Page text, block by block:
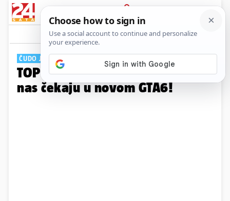
PRIJAVA
Galerija Komentari
ČUDO JEDNO
TOP 10 nevjerojatnih stvari koje
nas čekaju u novom GTA6!